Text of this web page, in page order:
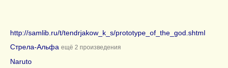
http://samlib.ru/t/tendrjakow_k_s/prototype_of_the_god.shtml
Стрела-Альфа ещё 2 произведения
Naruto